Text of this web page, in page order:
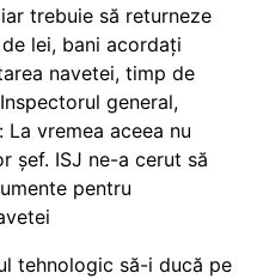
trebuie să returneze
lei, bani acordați
navetei, timp de
general,
La vremea aceea nu
șef. ISJ ne-a cerut să
pentru
tehnologic să-i ducă pe